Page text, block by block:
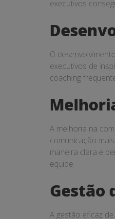
executivos
O
executivos de
coaching
A melhoria na
comunicação
maneira clara e
equipe.
Gestão
A gestão eficaz